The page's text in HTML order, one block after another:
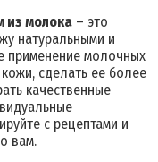
из молока – это
натуральными и
применение молочных
сделать ее более
качественные
с рецептами и
вам.